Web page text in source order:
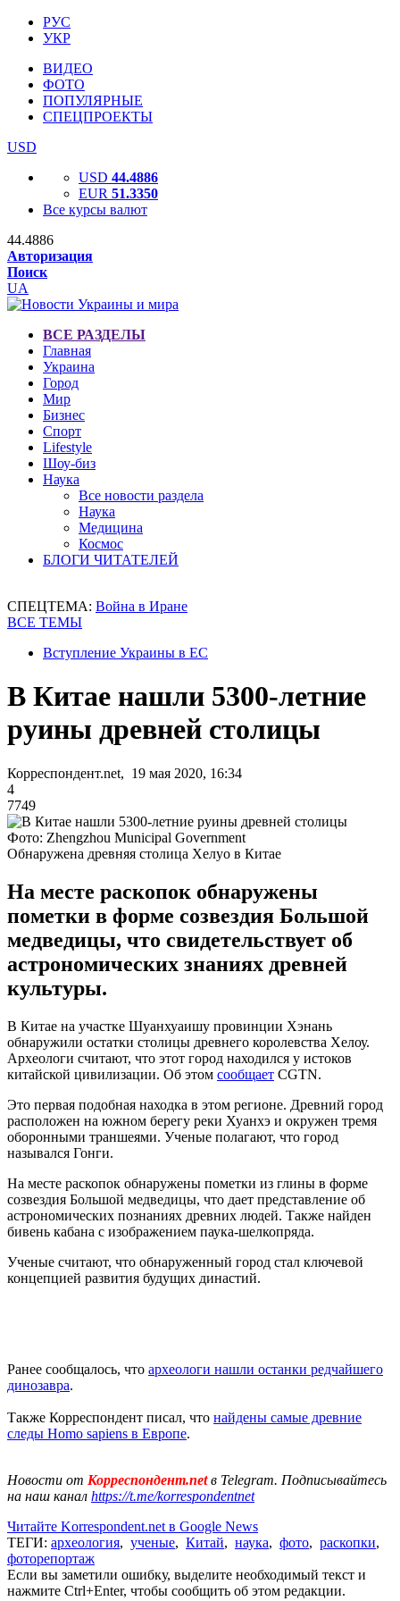
РУС
УКР
ВИДЕО
ФОТО
ПОПУЛЯРНЫЕ
СПЕЦПРОЕКТЫ
USD
USD 44.4886
EUR 51.3350
Все курсы валют
44.4886
Авторизация
Поиск
UA
ВСЕ РАЗДЕЛЫ
Главная
Украина
Город
Мир
Бизнес
Спорт
Lifestyle
Шоу-биз
Наука
Все новости раздела
Наука
Медицина
Космос
БЛОГИ ЧИТАТЕЛЕЙ
СПЕЦТЕМА: Война в Иране
ВСЕ ТЕМЫ
Вступление Украины в ЕС
В Китае нашли 5300-летние
руины древней столицы
Корреспондент.net, 19 мая 2020, 16:34
4
7749
Фото: Zhengzhou Municipal Government
Обнаружена древняя столица Хелуо в Китае
На месте раскопок обнаружены
пометки в форме созвездия Большой
медведицы, что свидетельствует об
астрономических знаниях древней
культуры.
В Китае на участке Шуанхуаишу провинции Хэнань
обнаружили остатки столицы древнего королевства Хелоу.
Археологи считают, что этот город находился у истоков
китайской цивилизации. Об этом сообщает CGTN.
Это первая подобная находка в этом регионе. Древний город
расположен на южном берегу реки Хуанхэ и окружен тремя
оборонными траншеями. Ученые полагают, что город
назывался Гонги.
На месте раскопок обнаружены пометки из глины в форме
созвездия Большой медведицы, что дает представление об
астрономических познаниях древних людей. Также найден
бивень кабана с изображением паука-шелкопряда.
Ученые считают, что обнаруженный город стал ключевой
концепцией развития будущих династий.
Ранее сообщалось, что археологи нашли останки редчайшего
динозавра.
Также Корреспондент писал, что найдены самые древние
следы Homo sapiens в Европе.
Новости от Корреспондент.netв Telegram. Подписывайтесь
на наш канал https://t.me/korrespondentnet
Читайте Korrespondent.net в Google News
ТЕГИ: археология, ученые, Китай, наука, фото, раскопки,
фоторепортаж
Если вы заметили ошибку, выделите необходимый текст и
нажмите Ctrl+Enter, чтобы сообщить об этом редакции.